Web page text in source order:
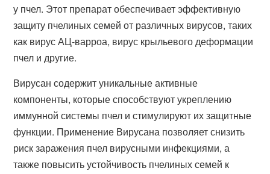
у пчел. Этот препарат обеспечивает эффективную
защиту пчелиных семей от различных вирусов, таких
как вирус АЦ-варроа, вирус крыльевого деформации
пчел и другие.
Вирусан содержит уникальные активные
компоненты, которые способствуют укреплению
иммунной системы пчел и стимулируют их защитные
функции. Применение Вирусана позволяет снизить
риск заражения пчел вирусными инфекциями, а
также повысить устойчивость пчелиных семей к